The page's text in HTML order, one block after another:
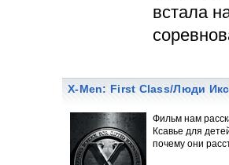
встала
X-Men: First Class/Люди
Фильм нам
Ксавье для
почему они